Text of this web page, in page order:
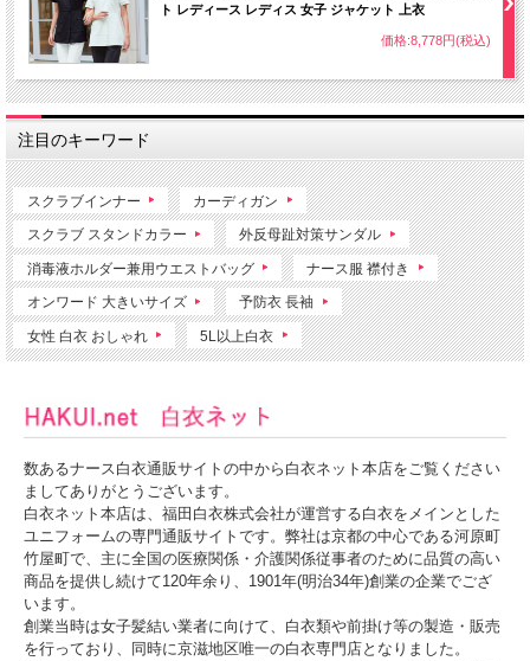
ト レディース レディス 女子 ジャケット 上衣
価格:8,778円(税込)
注目のキーワード
スクラブインナー カーディガン
スクラブ スタンドカラー 外反母趾対策サンダル
消毒液ホルダー兼用ウエストバッグ ナース服 襟付き
オンワード 大きいサイズ 予防衣 長袖
女性 白衣 おしゃれ 5L以上白衣
数あるナース白衣通販サイトの中から白衣ネット本店をご覧ください
ましてありがとうございます。
白衣ネット本店は、福田白衣株式会社が運営する白衣をメインとした
ユニフォームの専門通販サイトです。弊社は京都の中心である河原町
竹屋町で、主に全国の医療関係・介護関係従事者のために品質の高い
商品を提供し続けて120年余り、1901年(明治34年)創業の企業でござ
います。
創業当時は女子髪結い業者に向けて、白衣類や前掛け等の製造・販売
を行っており、同時に京滋地区唯一の白衣専門店となりました。